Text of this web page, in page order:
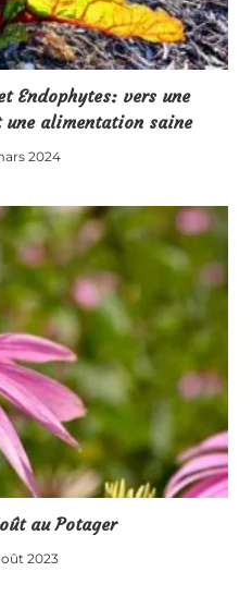
Endophytes: vers une
alimentation saine
2024
au Potager
2023